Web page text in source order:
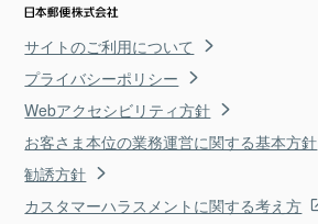
サイトのご利用について
プライバシーポリシー
Webアクセシビリティ方針
お客さま本位の業務運営に関する基本方針
勧誘方針
カスタマーハラスメントに関する考え方